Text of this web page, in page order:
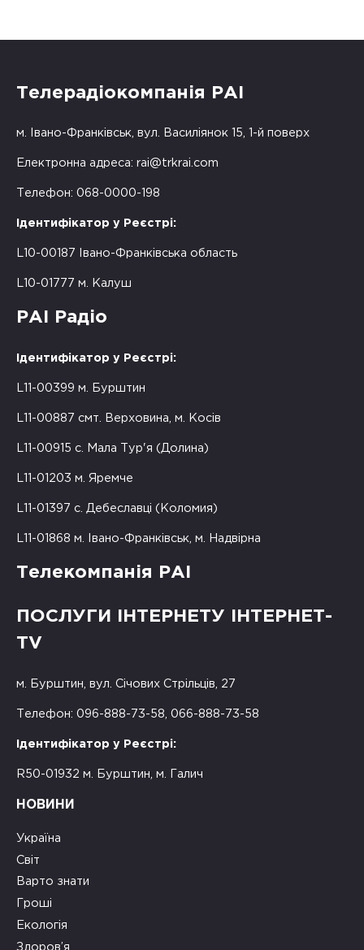
Телерадіокомпанія РАІ
м. Івано-Франківськ, вул. Василіянок 15, 1-й поверх
Електронна адреса: rai@trkrai.com
Телефон: 068-0000-198
Ідентифікатор у Реєстрі:
L10-00187 Івано-Франківська область
L10-01777 м. Калуш
РАІ Радіо
Ідентифікатор у Реєстрі:
L11-00399 м. Бурштин
L11-00887 смт. Верховина, м. Косів
L11-00915 с. Мала Тур'я (Долина)
L11-01203 м. Яремче
L11-01397 с. Дебеславці (Коломия)
L11-01868 м. Івано-Франківськ, м. Надвірна
Телекомпанія РАІ
ПОСЛУГИ ІНТЕРНЕТУ ІНТЕРНЕТ-
TV
м. Бурштин, вул. Січових Стрільців, 27
Телефон: 096-888-73-58, 066-888-73-58
Ідентифікатор у Реєстрі:
R50-01932 м. Бурштин, м. Галич
НОВИНИ
Україна
Світ
Варто знати
Гроші
Екологія
Здоров’я